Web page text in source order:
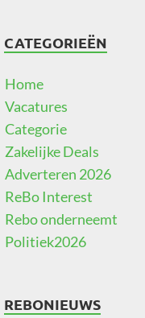
CATEGORIEËN
Home
Vacatures
Categorie
Zakelijke Deals
Adverteren 2026
ReBo Interest
Rebo onderneemt
Politiek2026
REBONIEUWS